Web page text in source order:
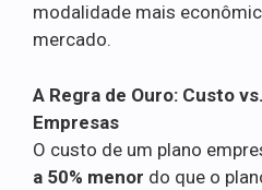
modalidade mais
mercado.
A Regra de Ouro: Custo
Empresas
O custo de um plano
a 50% menor do que o